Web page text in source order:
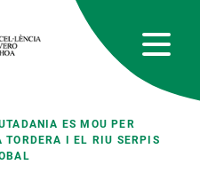
ES MOU PER
TORDERA I EL RIU SERPIS